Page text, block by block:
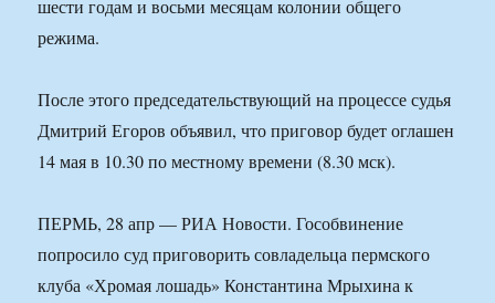
шести годам и восьми месяцам колонии общего
режима.
После этого председательствующий на процессе судья
Дмитрий Егоров объявил, что приговор будет оглашен
14 мая в 10.30 по местному времени (8.30 мск).
ПЕРМЬ, 28 апр — РИА Новости. Гособвинение
попросило суд приговорить совладельца пермского
клуба «Хромая лошадь» Константина Мрыхина к